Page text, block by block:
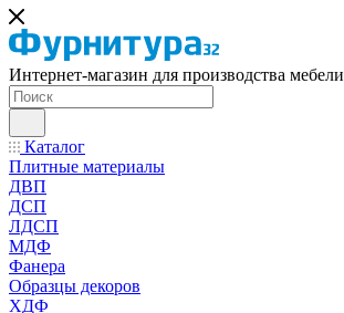
Интернет-магазин для производства мебели
Каталог
Плитные материалы
ДВП
ДСП
ЛДСП
МДФ
Фанера
Образцы декоров
ХДФ